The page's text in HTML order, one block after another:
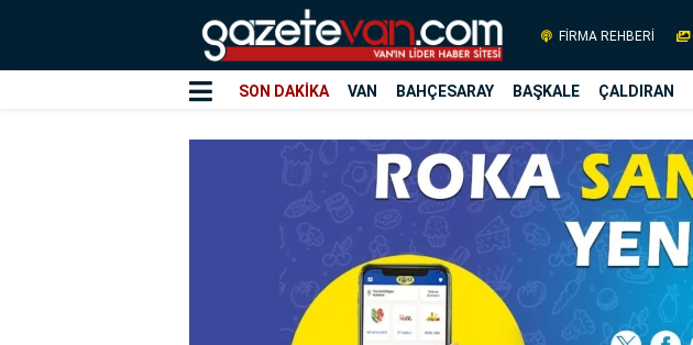
FİRMA REHBERİ
SON DAKİKA VAN BAHÇESARAY BAŞKALE ÇALDIRAN